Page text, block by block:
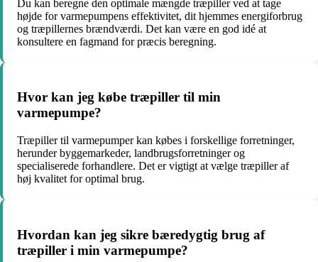
Du kan beregne den optimale mængde træpiller ved at tage
højde for varmepumpens effektivitet, dit hjemmes energiforbrug
og træpillernes brændværdi. Det kan være en god idé at
konsultere en fagmand for præcis beregning.
Hvor kan jeg købe træpiller til min
varmepumpe?
Træpiller til varmepumper kan købes i forskellige forretninger,
herunder byggemarkeder, landbrugsforretninger og
specialiserede forhandlere. Det er vigtigt at vælge træpiller af
høj kvalitet for optimal brug.
Hvordan kan jeg sikre bæredygtig brug af
træpiller i min varmepumpe?